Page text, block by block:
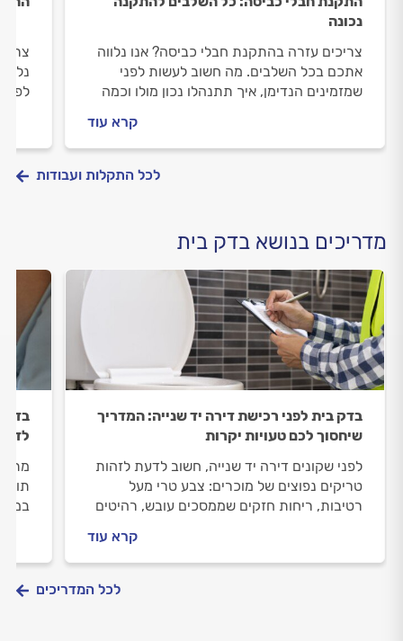
נכונה
צריכים עזרה בהתקנת חבלי כביסה? אנו נלווה
אתכם בכל השלבים. מה חשוב לעשות לפני
שמזמינים הנדימן, איך תתנהלו נכון מולו וכמה
קרא עוד
לכל התקלות ועבודות
מדריכים בנושא בדק בית
בדק בית לפני רכישת דירה יד שנייה: המדריך
שיחסוך לכם טעויות יקרות
לפני שקונים דירה יד שנייה, חשוב לדעת לזהות
טריקים נפוצים של מוכרים: צבע טרי מעל
רטיבות, ריחות חזקים שממסכים עובש, רהיטים
קרא עוד
בדק
לכל המדריכים